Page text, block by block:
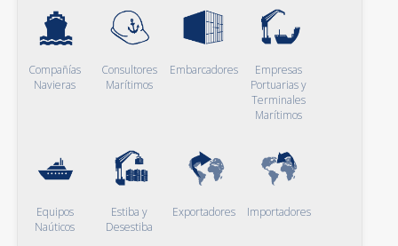
Compañías
Navieras
Consultores
Marítimos
Embarcadores
Empresas
Portuarias y
Terminales
Marítimos
Equipos
Naúticos
Estiba y
Desestiba
Exportadores Importadores